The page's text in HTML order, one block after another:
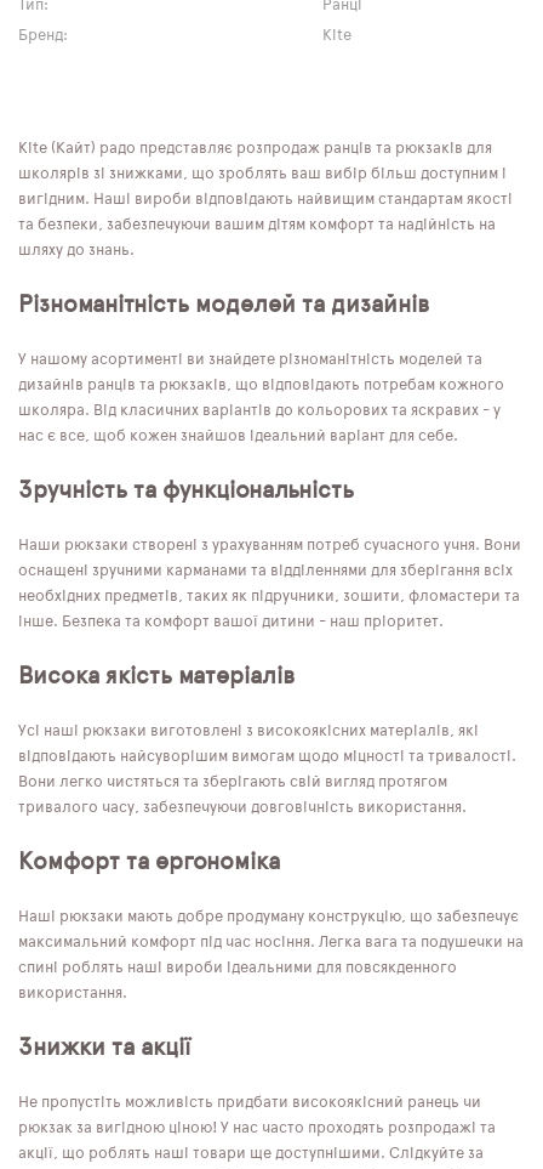
Тип:
Ранці
Бренд:
Kite
Kite (Кайт) радо представляє розпродаж ранців та рюкзаків для
школярів зі знижками, що зроблять ваш вибір більш доступним і
вигідним. Наші вироби відповідають найвищим стандартам якості
та безпеки, забезпечуючи вашим дітям комфорт та надійність на
шляху до знань.
Різноманітність моделей та дизайнів
У нашому асортименті ви знайдете різноманітність моделей та
дизайнів ранців та рюкзаків, що відповідають потребам кожного
школяра. Від класичних варіантів до кольорових та яскравих - у
нас є все, щоб кожен знайшов ідеальний варіант для себе.
Зручність та функціональність
Наши рюкзаки створені з урахуванням потреб сучасного учня. Вони
оснащені зручними карманами та відділеннями для зберігання всіх
необхідних предметів, таких як підручники, зошити, фломастери та
інше. Безпека та комфорт вашої дитини - наш пріоритет.
Висока якість матеріалів
Усі наші рюкзаки виготовлені з високоякісних матеріалів, які
відповідають найсуворішим вимогам щодо міцності та тривалості.
Вони легко чистяться та зберігають свій вигляд протягом
тривалого часу, забезпечуючи довговічність використання.
Комфорт та ергономіка
Наші рюкзаки мають добре продуману конструкцію, що забезпечує
максимальний комфорт під час носіння. Легка вага та подушечки на
спині роблять наші вироби ідеальними для повсякденного
використання.
Знижки та акції
Не пропустіть можливість придбати високоякісний ранець чи
рюкзак за вигідною ціною! У нас часто проходять розпродажі та
акції, що роблять наші товари ще доступнішими. Слідкуйте за